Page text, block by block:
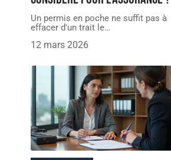
Un permis en poche ne suffit pas à
effacer d'un trait le…
12 mars 2026